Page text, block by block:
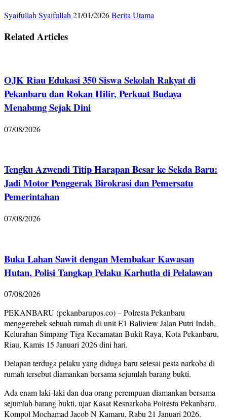
Syaifullah Syaifullah 21/01/2026Berita Utama
Related Articles
OJK Riau Edukasi 350 Siswa Sekolah Rakyat di
Pekanbaru dan Rokan Hilir, Perkuat Budaya
Menabung Sejak Dini
07/08/2026
Tengku Azwendi Titip Harapan Besar ke Sekda Baru:
Jadi Motor Penggerak Birokrasi dan Pemersatu
Pemerintahan
07/08/2026
Buka Lahan Sawit dengan Membakar Kawasan
Hutan, Polisi Tangkap Pelaku Karhutla di Pelalawan
07/08/2026
PEKANBARU (pekanbarupos.co) – Polresta Pekanbaru
menggerebek sebuah rumah di unit E1 Baliview Jalan Putri Indah,
Kelurahan Simpang Tiga Kecamatan Bukit Raya, Kota Pekanbaru,
Riau, Kamis 15 Januari 2026 dini hari.
Delapan terduga pelaku yang diduga baru selesai pesta narkoba di
rumah tersebut diamankan bersama sejumlah barang bukti.
Ada enam laki-laki dan dua orang perempuan diamankan bersama
sejumlah barang bukti, ujar Kasat Resnarkoba Polresta Pekanbaru,
Kompol Mochamad Jacob N Kamaru, Rabu 21 Januari 2026.